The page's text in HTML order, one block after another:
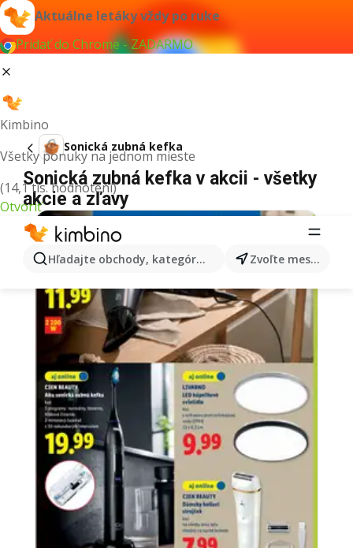
Aktuálne letáky vždy po ruke
Pridať do Chrome - ZADARMO
Kimbino
Všetky ponuky na jednom mieste
(14,1 tis. hodnotení)
Otvoriť
Hľadajte obchody, kategórie, produkty... Zvoľte mesto
Sonická zubná kefka
Sonická zubná kefka v akcii - všetky
akcie a zľavy